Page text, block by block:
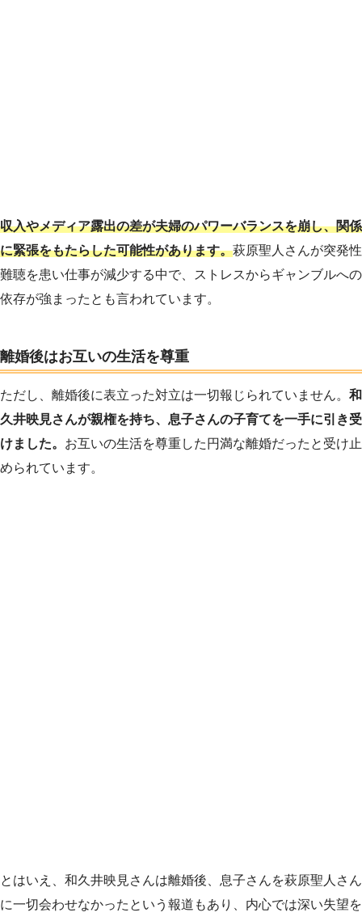
収入やメディア露出の差が夫婦のパワーバランスを崩し、関係
に緊張をもたらした可能性があります。萩原聖人さんが突発性
難聴を患い仕事が減少する中で、ストレスからギャンブルへの
依存が強まったとも言われています。
離婚後はお互いの生活を尊重
ただし、離婚後に表立った対立は一切報じられていません。 和
久井映見さんが親権を持ち、息子さんの子育てを一手に引き受
けました。 お互いの生活を尊重した円満な離婚だったと受け止
められています。
とはいえ、和久井映見さんは離婚後、息子さんを萩原聖人さん
に一切会わせなかったという報道もあり、内心では深い失望を